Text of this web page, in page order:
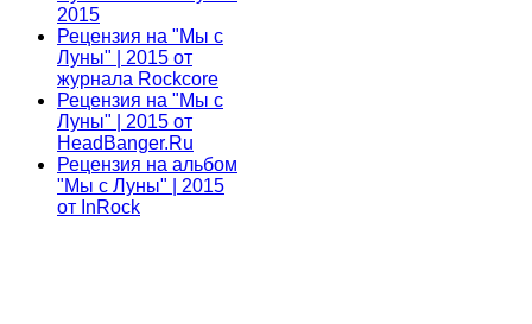
2015
Рецензия на "Мы с
Луны" | 2015 от
журнала Rockcore
Рецензия на "Мы с
Луны" | 2015 от
HeadBanger.Ru
Рецензия на альбом
"Мы с Луны" | 2015
от InRock